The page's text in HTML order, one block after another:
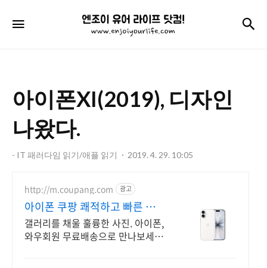
엔
조
어
프
닷
컴!
아이폰XI(2019), 디자인
나왔다.
- IT 패러다임 읽기/애플 읽기 2019. 4. 29. 10:05
http://m.coupang.com 광고
아이폰 쿠팡 쾌적하고 빠른 속
도
갤러리를 채울 훌륭한 사진. 아이폰,
와우회원 무료배송으로 만나보세